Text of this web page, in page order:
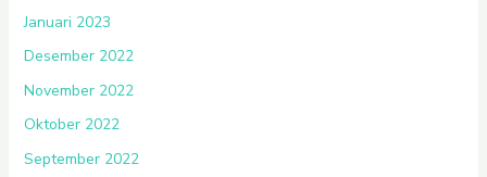
Januari 2023
Desember 2022
November 2022
Oktober 2022
September 2022